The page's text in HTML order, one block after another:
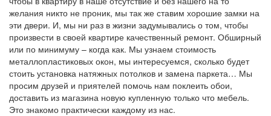
желания никто не проник, мы так же ставим хорошие замки на
эти двери. И, мы ни раз в жизни задумывались о том, чтобы
произвести в своей квартире качественный ремонт. Обширный
или по минимуму – когда как. Мы узнаем стоимость
металлопластиковых окон, мы интересуемся, сколько будет
стоить установка натяжных потолков и замена паркета… Мы
просим друзей и приятелей помочь нам поклеить обои,
доставить из магазина новую купленную только что мебель.
Это знакомо практически каждому из нас.